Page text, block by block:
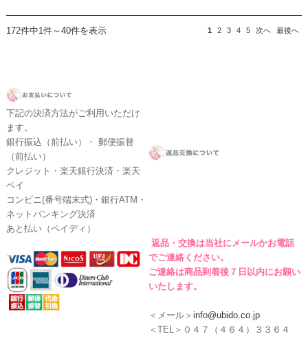
172件中1件～40件を表示 1 2 3 4 5 次へ 最後へ
下記の決済方法がご利用いただけ
ます。
銀行振込（前払い）・ 郵便振替
（前払い）
クレジット・楽天銀行決済・楽天
ペイ
コンビニ(番号端末式)・銀行ATM・
ネットバンキング決済
あと払い（ペイディ）
返品・交換は当社にメールかお電話
でご連絡ください。
ご連絡は商品到着後７日以内にお願い
いたします。
＜メール＞ info@ubido.co.jp
＜TEL＞０４７（４６４）３３６４